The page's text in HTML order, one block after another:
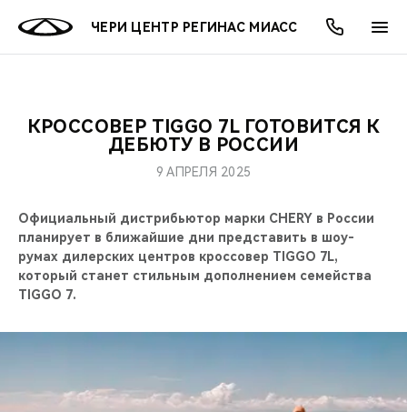
ЧЕРИ ЦЕНТР РЕГИНАС МИАСС
МОДЕЛИ
КРОССОВЕРЫ
СЕДАНЫ
ПОКУПАТЕЛЯМ
КРЕДИТ И СТРАХОВАНИЕ
ВЛАДЕЛЬЦАМ
ЗАПЧАСТИ И АКСЕССУАРЫ
ПОДДЕРЖКА
МИР CHERY
О БРЕНДЕ
CHERY В СОЦСЕТЯХ
АКЦИИ
ОНЛАЙН СЕРВИСЫ
КРЕДИТ
О КОМПАНИИ
МЫ В СОЦСЕТЯХ
КРОССОВЕР TIGGO 7L ГОТОВИТСЯ К
ДЕБЮТУ В РОССИИ
9 АПРЕЛЯ 2025
Официальный дистрибьютор марки CHERY в России
планирует в ближайшие дни представить в шоу-
румах дилерских центров кроссовер TIGGO 7L,
который станет стильным дополнением семейства
TIGGO 7.